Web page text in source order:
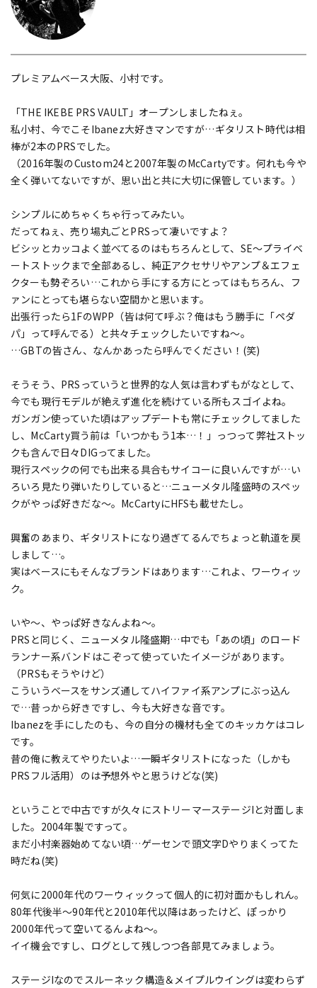
プレミアムベース大阪、小村です。
「THE IKEBE PRS VAULT」オープンしましたねぇ。
私小村、今でこそIbanez大好きマンですが…ギタリスト時代は相
棒が2本のPRSでした。
（2016年製のCustom24と2007年製のMcCartyです。何れも今や
全く弾いてないですが、思い出と共に大切に保管しています。）
シンプルにめちゃくちゃ行ってみたい。
だってねぇ、売り場丸ごとPRSって凄いですよ？
ビシッとカッコよく並べてるのはもちろんとして、SE～プライベ
ートストックまで全部あるし、純正アクセサリやアンプ＆エフェ
クターも勢ぞろい…これから手にする方にとってはもちろん、フ
ァンにとっても堪らない空間かと思います。
出張行ったら1FのWPP（皆は何て呼ぶ？俺はもう勝手に「ペダ
パ」って呼んでる）と共々チェックしたいですね～。
…GBTの皆さん、なんかあったら呼んでください！(笑)
そうそう、PRSっていうと世界的な人気は言わずもがなとして、
今でも現行モデルが絶えず進化を続けている所もスゴイよね。
ガンガン使っていた頃はアップデートも常にチェックしてました
し、McCarty買う前は「いつかもう1本…！」っつって弊社ストッ
クも含んで日々DIGってました。
現行スペックの何でも出来る具合もサイコーに良いんですが…い
ろいろ見たり弾いたりしていると…ニューメタル隆盛時のスペッ
クがやっぱ好きだな～。McCartyにHFSも載せたし。
興奮のあまり、ギタリストになり過ぎてるんでちょっと軌道を戻
しまして…。
実はベースにもそんなブランドはあります…これよ、ワーウィッ
ク。
いや～、やっぱ好きなんよね～。
PRSと同じく、ニューメタル隆盛期…中でも「あの頃」のロード
ランナー系バンドはこぞって使っていたイメージがあります。
（PRSもそうやけど）
こういうベースをサンズ通してハイファイ系アンプにぶっ込ん
で…昔っから好きですし、今も大好きな音です。
Ibanezを手にしたのも、今の自分の機材も全てのキッカケはコレ
です。
昔の俺に教えてやりたいよ…一瞬ギタリストになった（しかも
PRSフル活用）のは予想外やと思うけどな(笑)
ということで中古ですが久々にストリーマーステージIと対面しま
した。2004年製ですって。
まだ小村楽器始めてない頃…ゲーセンで頭文字Dやりまくってた
時だね(笑)
何気に2000年代のワーウィックって個人的に初対面かもしれん。
80年代後半～90年代と2010年代以降はあったけど、ぽっかり
2000年代って空いてるんよね～。
イイ機会ですし、ログとして残しつつ各部見てみましょう。
ステージIなのでスルーネック構造＆メイプルウイングは変わらず